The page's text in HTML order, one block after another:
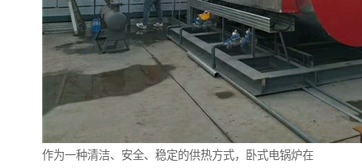
作为一种清洁、安全、稳定的供热方式，卧式电锅炉在